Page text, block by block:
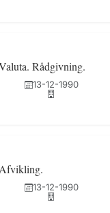
Rådgivning.
13-12-1990
13-12-1990